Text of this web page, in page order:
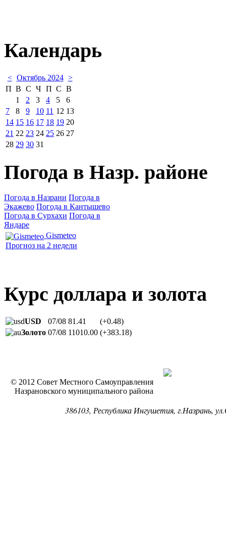
Календарь
< Октябрь 2024 >
П В С Ч П С В
1
2 3 4 5
6
7
8 9 10 11 12 13
14 15 16 17 18 19 20
21 22 23 24 25 26 27
28 29 30 31
Погода в Назр. районе
Погода в Назрани Погода в
Экажево Погода в Кантышево
Погода в Сурхахи Погода в
Яндаре
Gismeteo
Прогноз на 2 недели
Курс доллара и золота
USD 07/08 81.41
(+0.48)
Золото 07/08 11010.00 (+383.18)
© 2012 Совет Местного Самоуправления
Назрановского муниципального района
386103, Республика Ингушетия, г.Назрань,